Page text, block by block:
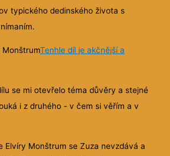
typického dedinského života s
MonštrumTenhle díl je akčnější a
se mi otevřelo téma důvěry a stejné
i z druhého - v čem si věřím a v
Elvíry Monštrum se Zuza nevzdává a